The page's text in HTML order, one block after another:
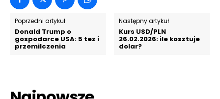
Poprzedni artykuł
Donald Trump o
gospodarce USA: 5 tez i
przemilczenia
Następny artykuł
Kurs USD/PLN
26.02.2026: ile kosztuje
dolar?